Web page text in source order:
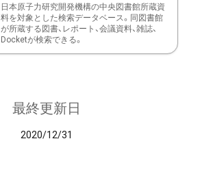
日本原子力研究開発機構の中央図書館所蔵資
料を対象とした検索データベース。同図書館
が所蔵する図書、レポート、会議資料、雑誌、
Docketが検索できる。
最終更新日
2020/12/31